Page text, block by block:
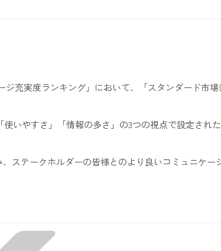
充実度ランキング」において、「スタンダード市
いやすさ」「情報の多さ」の3つの視点で設定され
テークホルダーの皆様とのより良いコミュニケー